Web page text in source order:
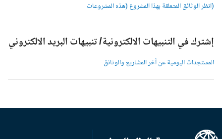
(انظر الوثائق المتعلقة بهذا المشروع (هذه المشروعات
إشترك في التنبيهات الالكترونية/ تنبيهات البريد الالكتروني
المستجدات اليومية عن آخر المشاريع والوثائق